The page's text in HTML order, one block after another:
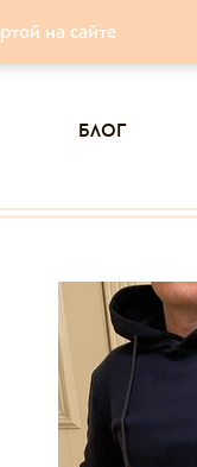
на сайте
блог